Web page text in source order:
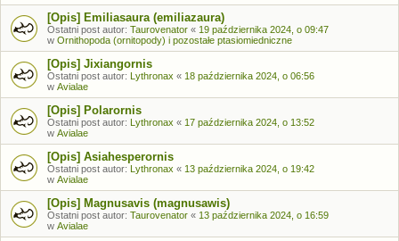
[Opis] Emiliasaura (emiliazaura)
Ostatni post autor: Taurovenator « 19 października 2024, o 09:47
w Ornithopoda (ornitopody) i pozostałe ptasiomiedniczne
[Opis] Jixiangornis
Ostatni post autor: Lythronax « 18 października 2024, o 06:56
w Avialae
[Opis] Polarornis
Ostatni post autor: Lythronax « 17 października 2024, o 13:52
w Avialae
[Opis] Asiahesperornis
Ostatni post autor: Lythronax « 13 października 2024, o 19:42
w Avialae
[Opis] Magnusavis (magnusawis)
Ostatni post autor: Taurovenator « 13 października 2024, o 16:59
w Avialae